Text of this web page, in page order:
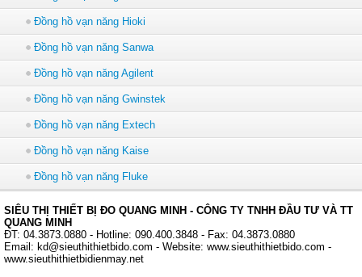
Đồng hồ vạn năng Hioki
Đồng hồ vạn năng Sanwa
Đồng hồ vạn năng Agilent
Đồng hồ vạn năng Gwinstek
Đồng hồ vạn năng Extech
Đồng hồ vạn năng Kaise
Đồng hồ vạn năng Fluke
SIÊU THỊ THIẾT BỊ ĐO QUANG MINH - CÔNG TY TNHH ĐẦU TƯ VÀ TT
QUANG MINH
ĐT: 04.3873.0880 - Hotline: 090.400.3848 - Fax: 04.3873.0880
Email: kd@sieuthithietbido.com - Website: www.sieuthithietbido.com -
www.sieuthithietbidienmay.net